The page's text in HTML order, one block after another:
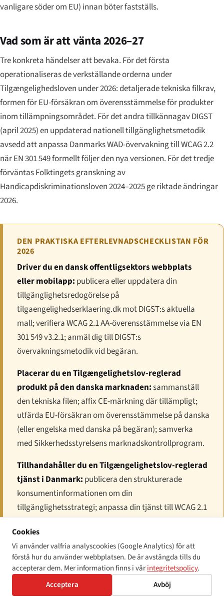
vanligare söder om EU) innan böter fastställs.
Vad som är att vänta 2026–27
Tre konkreta händelser att bevaka. För det första
operationaliseras de verkställande orderna under
Tilgængelighedsloven under 2026: detaljerade tekniska filkrav,
formen för EU-försäkran om överensstämmelse för produkter
inom tillämpningsområdet. För det andra tillkännagav DIGST
(april 2025) en uppdaterad nationell tillgänglighetsmetodik
avsedd att anpassa Danmarks WAD-övervakning till WCAG 2.2
när EN 301 549 formellt följer den nya versionen. För det tredje
förväntas Folktingets granskning av
Handicapdiskriminationsloven 2024–2025 ge riktade ändringar
2026.
DEN PRAKTISKA EFTERLEVNADSCHECKLISTAN FÖR
2026
Driver du en dansk offentligsektors webbplats
eller mobilapp: publicera eller uppdatera din
tillgänglighetsredogörelse på
tilgaengelighedserklaering.dk mot DIGST:s aktuella
mall; verifiera WCAG 2.1 AA-överensstämmelse via EN
301 549 v3.2.1; anmäl dig till DIGST:s
övervakningsmetodik vid begäran.
Placerar du en Tilgængelighetslov-reglerad
produkt på den danska marknaden:sammanställ
den tekniska filen; affix CE-märkning där tillämpligt;
utfärda EU-försäkran om överensstämmelse på danska
(eller engelska med danska på begäran); samverka
med Sikkerhedsstyrelsens marknadskontrollprogram.
Tillhandahåller du en Tilgængelighetslov-reglerad
tjänst i Danmark: publicera den strukturerade
konsumentinformationen om din
tillgänglighetsstrategi; anpassa din tjänst till WCAG 2.1
AA; utse en enda kontaktpunkt för
tillgänglighetsklagomål; räkna med att
Ligebehandlingsnævnet-klagomål är ett parallellt spår
till administrativt böteshot.
Cookies
Vi använder valfria analyscookies (Google Analytics) för att
förstå hur du använder webbplatsen. De är avstängda tills du
accepterar dem. Mer information finns i vårintegritetspolicy.
Acceptera
Avböj